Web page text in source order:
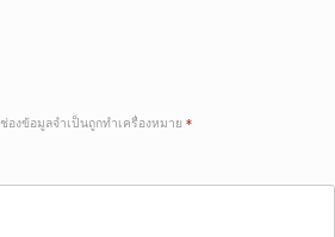
ช่องข้อมูลจำเป็นถูกทำเครื่องหมาย *